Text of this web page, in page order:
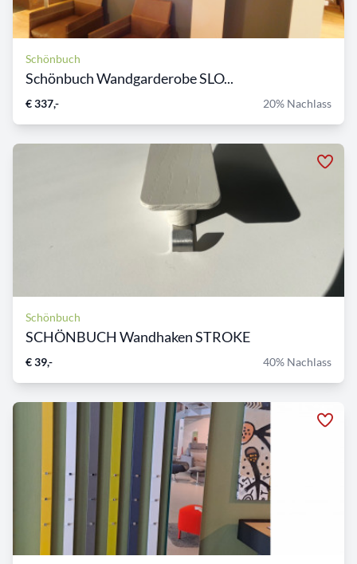
Schönbuch
Schönbuch Wandgarderobe SLO...
€ 337,- 20% Nachlass
Schönbuch
SCHÖNBUCH Wandhaken STROKE
€ 39,- 40% Nachlass